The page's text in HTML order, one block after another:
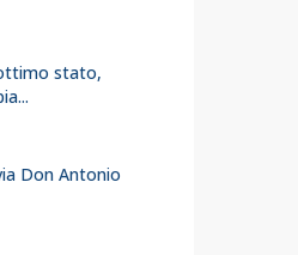
stato,
Don Antonio